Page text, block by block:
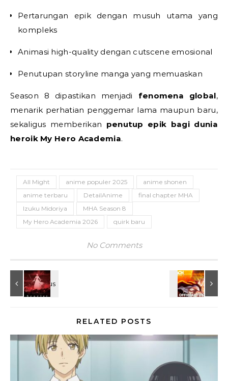
Pertarungan epik dengan musuh utama yang
kompleks
Animasi high-quality dengan cutscene emosional
Penutupan storyline manga yang memuaskan
Season 8 dipastikan menjadi fenomena global,
menarik perhatian penggemar lama maupun baru,
sekaligus memberikan penutup epik bagi dunia
heroik My Hero Academia.
All Might anime populer 2025
anime shonen
anime terbaru
DetailAnime
final chapter MHA
Izuku Midoriya
MHA Season 8
My Hero Academia 2026
quirk baru
No Comments
RELATED POSTS